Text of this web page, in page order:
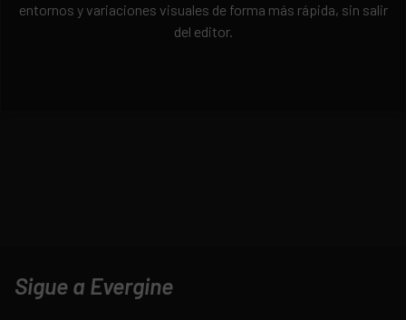
entornos y variaciones visuales de forma más rápida, sin salir
del editor.
Sigue a Evergine